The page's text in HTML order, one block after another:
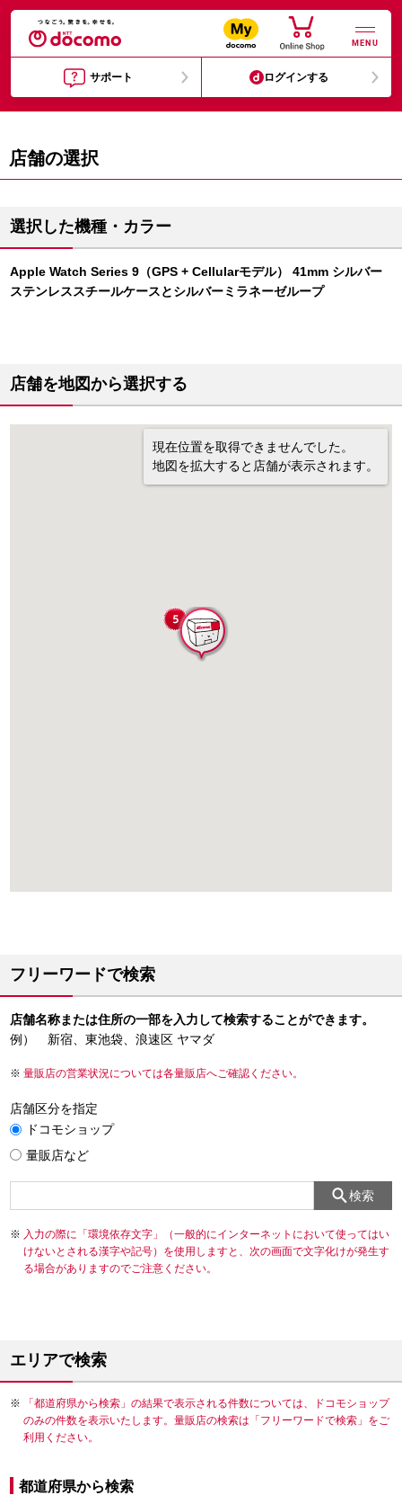
MENU
サポート ログインする
店舗の選択
選択した機種・カラー
Apple Watch Series 9（GPS + Cellularモデル） 41mm シルバー
ステンレススチールケースとシルバーミラネーゼループ
店舗を地図から選択する
現在位置を取得できませんでした。
地図を拡大すると店舗が表示されます。
フリーワードで検索
店舗名称または住所の一部を入力して検索することができます。
例） 新宿、東池袋、浪速区 ヤマダ
量販店の営業状況については各量販店へご確認ください。
店舗区分を指定
ドコモショップ
量販店など
検索
入力の際に「環境依存文字」（一般的にインターネットにおいて使ってはい
けないとされる漢字や記号）を使用しますと、次の画面で文字化けが発生す
る場合がありますのでご注意ください。
エリアで検索
「都道府県から検索」の結果で表示される件数については、ドコモショップ
のみの件数を表示いたします。量販店の検索は「フリーワードで検索」をご
利用ください。
都道府県から検索